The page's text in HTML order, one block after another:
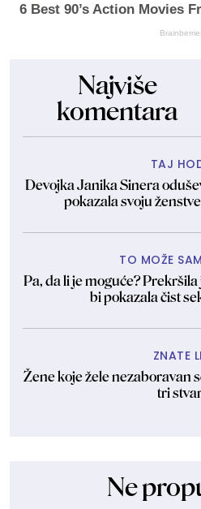
6 Best 90’s Action Movies
Najviše
komentara
TAJ
Devojka Janika Sinera
pokazala svoju
TO MOŽE
Pa, da li je moguće?
bi pokazala čist
ZNATE
Žene koje žele nezaboravan
tri
Ne